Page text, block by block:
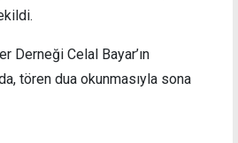
Derneği Celal Bayar’ın
tören dua okunmasıyla sona